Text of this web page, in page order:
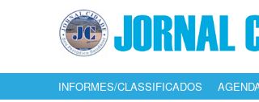
INFORMES/CLASSIFICADOS